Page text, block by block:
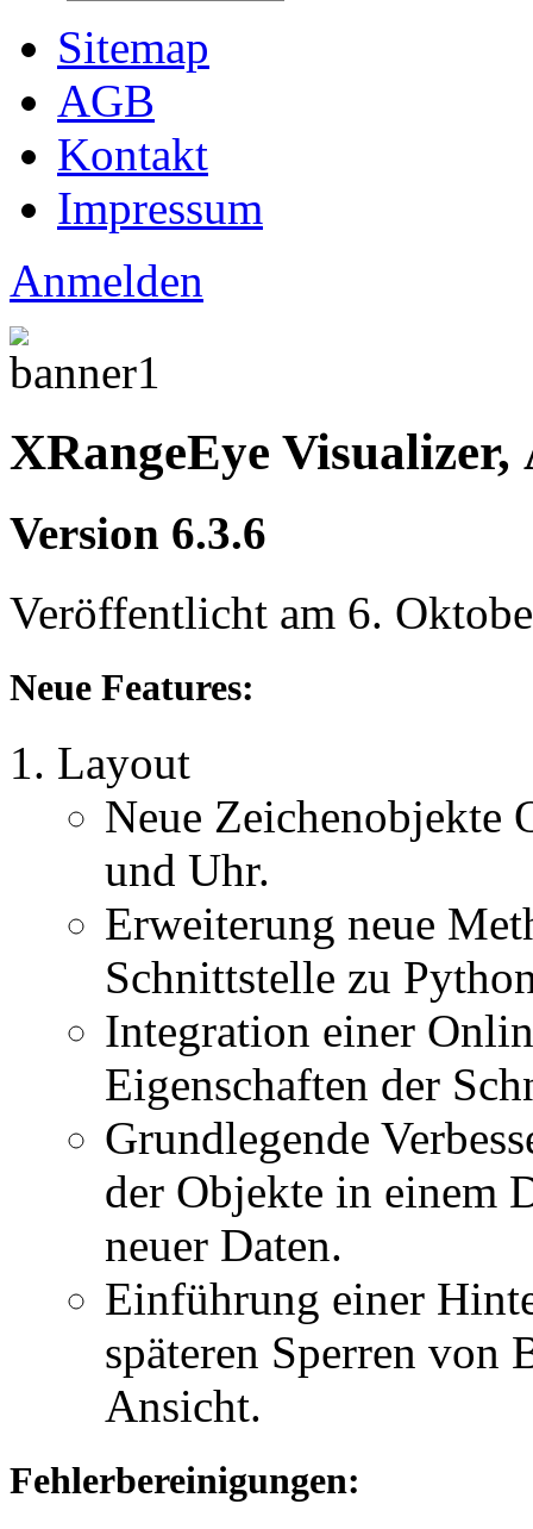
Sitemap
AGB
Kontakt
Impressum
Anmelden
XRangeEye
Version 6.3.6
Veröffentlicht am 6.
Neue Features:
Layout
Neue Zeichenobjekte
und Uhr.
Erweiterung neue
Schnittstelle zu
Integration einer
Eigenschaften der
Grundlegende
der Objekte in einem
neuer Daten.
Einführung einer
späteren Sperren
Ansicht.
Fehlerbereinigungen: